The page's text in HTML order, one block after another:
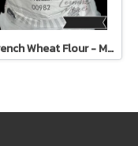
T45 French Wheat Flour - Moul-Bie Gruau Rouge Flour - แป้ง T45 : 1kg